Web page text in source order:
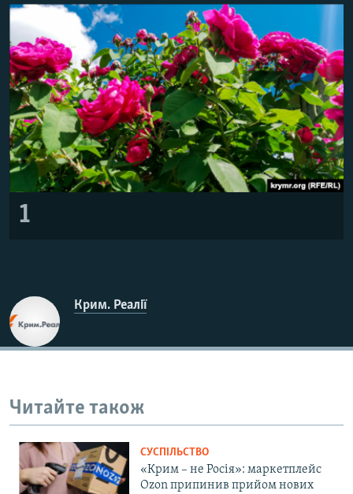
ВІДЕОУРОКИ «ELIFBE»
СВІДЧЕННЯ ОКУПАЦІЇ
УКРАЇНСЬКА ПРОБЛЕМА КРИМУ
ІНФОГРАФІКА
Русский
Qırımtatar
ДОЛУЧАЙСЯ!
Усі сайти RFE/RL
1
Крим. Реалії
Читайте також
СУСПІЛЬСТВО
«Крим – не Росія»: маркетплейс
Ozon припинив прийом нових